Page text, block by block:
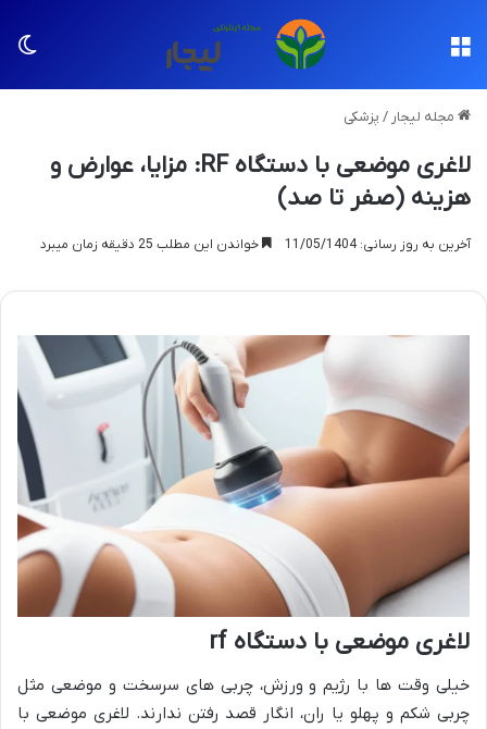
مجله لیجار / پزشکی
لاغری موضعی با دستگاه RF: مزایا، عوارض و
هزینه (صفر تا صد)
آخرین به روز رسانی: 11/05/1404 خواندن این مطلب 25 دقیقه زمان میبرد
لاغری موضعی با دستگاه rf
خیلی وقت ها با رژیم و ورزش، چربی های سرسخت و موضعی مثل
چربی شکم و پهلو یا ران، انگار قصد رفتن ندارند. لاغری موضعی با